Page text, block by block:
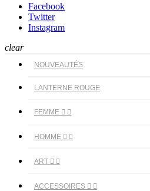
Facebook
Twitter
Instagram
clear
NOUVEAUTÉS
LANTERNE ROUGE
FEMME  
HOMME  
ART  
ACCESSOIRES  